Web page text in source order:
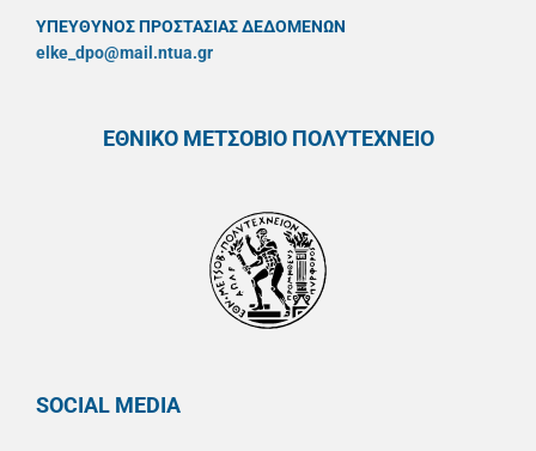
ΥΠΕΥΘYΝΟΣ ΠΡΟΣΤΑΣΙΑΣ ΔΕΔΟΜΕΝΩΝ
elke_dpo@mail.ntua.gr
ΕΘΝΙΚΟ ΜΕΤΣΟΒΙΟ ΠΟΛΥΤΕΧΝΕΙΟ
SOCIAL MEDIA